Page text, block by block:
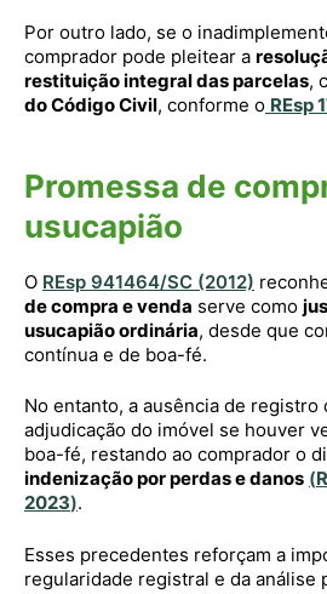
Por outro lado, se o
comprador pode pleitear a
restituição integral das parcelas,
do Código Civil, conforme o REsp
Promessa de
usucapião
O REsp 941464/SC (2012)
de compra e venda serve como
usucapião ordinária, desde que
contínua e de boa-fé.
No entanto, a ausência de registro
adjudicação do imóvel se houver
boa-fé, restando ao comprador o
indenização por perdas e danos (
2023).
Esses precedentes reforçam a
regularidade registral e da análise